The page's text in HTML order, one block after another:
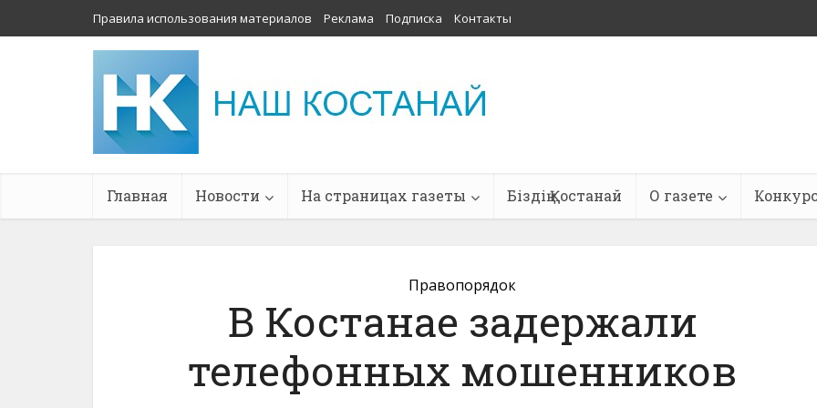
Правила использования материалов Реклама Подписка Контакты
Главная Новости На страницах газеты Біздің Қостанай О газете
Правопорядок
В Костанае задержали
телефонных мошенников